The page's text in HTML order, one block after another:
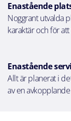
Enastående
Noggrant utvalda
karaktär och för
Enastående
Allt är planerat i
av en